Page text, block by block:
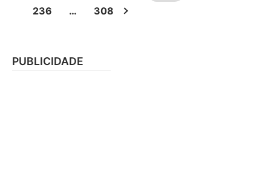
236
… 308
PUBLICIDADE